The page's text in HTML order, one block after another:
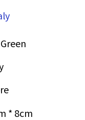
Green
* 8cm